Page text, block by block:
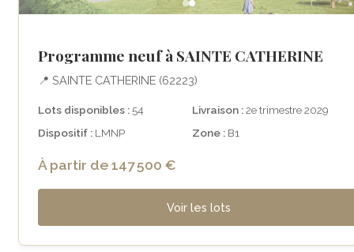
Programme neuf à SAINTE CATHERINE
📍 SAINTE CATHERINE (62223)
Lots disponibles :54 Livraison :2e trimestre 2029
Dispositif : LMNP Zone : B1
À partir de 147 500 €
Voir les lots